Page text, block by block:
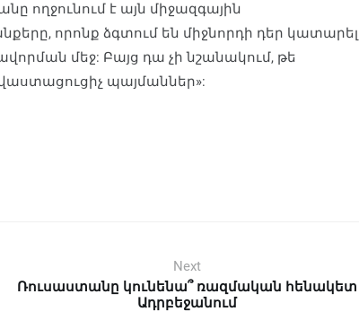
ողջունում է այն միջազգային
որոնք ձգտում են միջնորդի դեր կատարել
մեջ: Բայց դա չի նշանակում, թե
պայմաններ»:
Next
Ռուսաստանը կունենա՞ ռազմական հենակետ
Ադրբեջանում